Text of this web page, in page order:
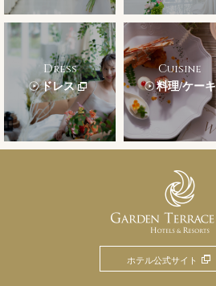
Dress
ドレス
Cuisine
料理/ケーキ
ホテル公式サイト